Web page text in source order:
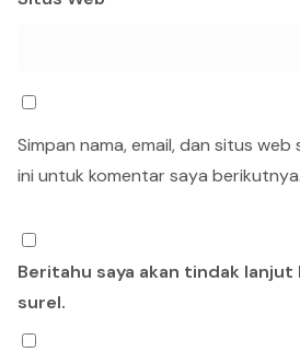
Simpan nama, email, dan situs
ini untuk komentar saya berikutnya.
Beritahu saya akan tindak lanjut
surel.